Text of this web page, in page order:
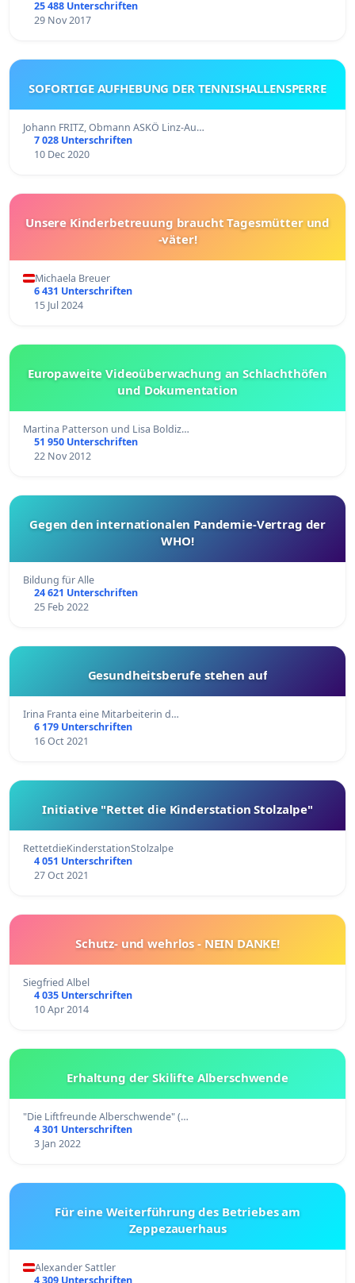
25 488 Unterschriften
29 Nov 2017
SOFORTIGE AUFHEBUNG DER TENNISHALLENSPERRE
Johann FRITZ, Obmann ASKÖ Linz-Au…
7 028 Unterschriften
10 Dec 2020
Unsere Kinderbetreuung braucht Tagesmütter und
-väter!
Michaela Breuer
6 431 Unterschriften
15 Jul 2024
Europaweite Videoüberwachung an Schlachthöfen
und Dokumentation
Martina Patterson und Lisa Boldiz…
51 950 Unterschriften
22 Nov 2012
Gegen den internationalen Pandemie-Vertrag der
WHO!
Bildung für Alle
24 621 Unterschriften
25 Feb 2022
Gesundheitsberufe stehen auf
Irina Franta eine Mitarbeiterin d…
6 179 Unterschriften
16 Oct 2021
Initiative "Rettet die Kinderstation Stolzalpe"
RettetdieKinderstationStolzalpe
4 051 Unterschriften
27 Oct 2021
Schutz- und wehrlos - NEIN DANKE!
Siegfried Albel
4 035 Unterschriften
10 Apr 2014
Erhaltung der Skilifte Alberschwende
"Die Liftfreunde Alberschwende" (…
4 301 Unterschriften
3 Jan 2022
Für eine Weiterführung des Betriebes am
Zeppezauerhaus
Alexander Sattler
4 309 Unterschriften